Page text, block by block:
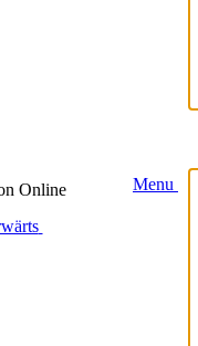
Online Menu